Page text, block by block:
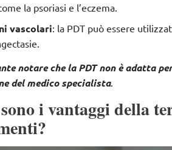
la psoriasi e l’eczema.
vascolari: la PDT può essere
notare che la PDT non è adatta
del medico specialista.
i vantaggi della